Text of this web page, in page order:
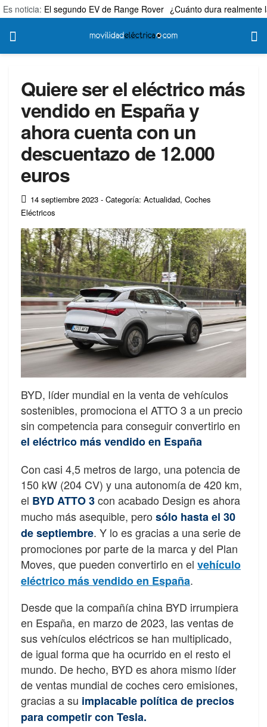
Es noticia: El segundo EV de Range Rover ¿Cuánto dura realmente
Quiere ser el eléctrico más
vendido en España y
ahora cuenta con un
descuentazo de 12.000
euros
14 septiembre 2023 - Categoría: Actualidad, Coches
Eléctricos
BYD, líder mundial en la venta de vehículos
sostenibles, promociona el ATTO 3 a un precio
sin competencia para conseguir convertirlo en
el eléctrico más vendido en España
Con casi 4,5 metros de largo, una potencia de
150 kW (204 CV) y una autonomía de 420 km,
el BYD ATTO 3con acabado Design es ahora
mucho más asequible, pero sólo hasta el 30
de septiembre. Y lo es gracias a una serie de
promociones por parte de la marca y del Plan
Moves, que pueden convertirlo en el vehículo
eléctrico más vendido en España.
Desde que la compañía china BYD irrumpiera
en España, en marzo de 2023, las ventas de
sus vehículos eléctricos se han multiplicado,
de igual forma que ha ocurrido en el resto el
mundo. De hecho, BYD es ahora mismo líder
de ventas mundial de coches cero emisiones,
gracias a su implacable política de precios
para competir con Tesla.